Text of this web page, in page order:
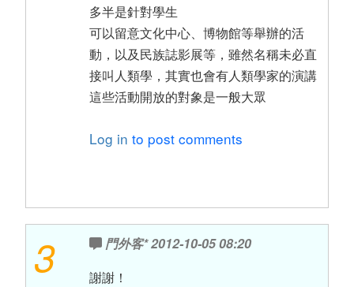
多半是針對學生
可以留意文化中心、博物館等舉辦的活
動，以及民族誌影展等，雖然名稱未必直
接叫人類學，其實也會有人類學家的演講
這些活動開放的對象是一般大眾
Log in to post comments
3 門外客*2012-10-05 08:20
謝謝！